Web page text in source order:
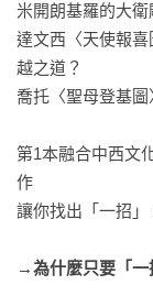
米開朗基羅的大衛
達文西〈天使報
越之道？
喬托〈聖母登基
第1本融合中西文
作
讓你找出「一招」
→為什麼只要「一